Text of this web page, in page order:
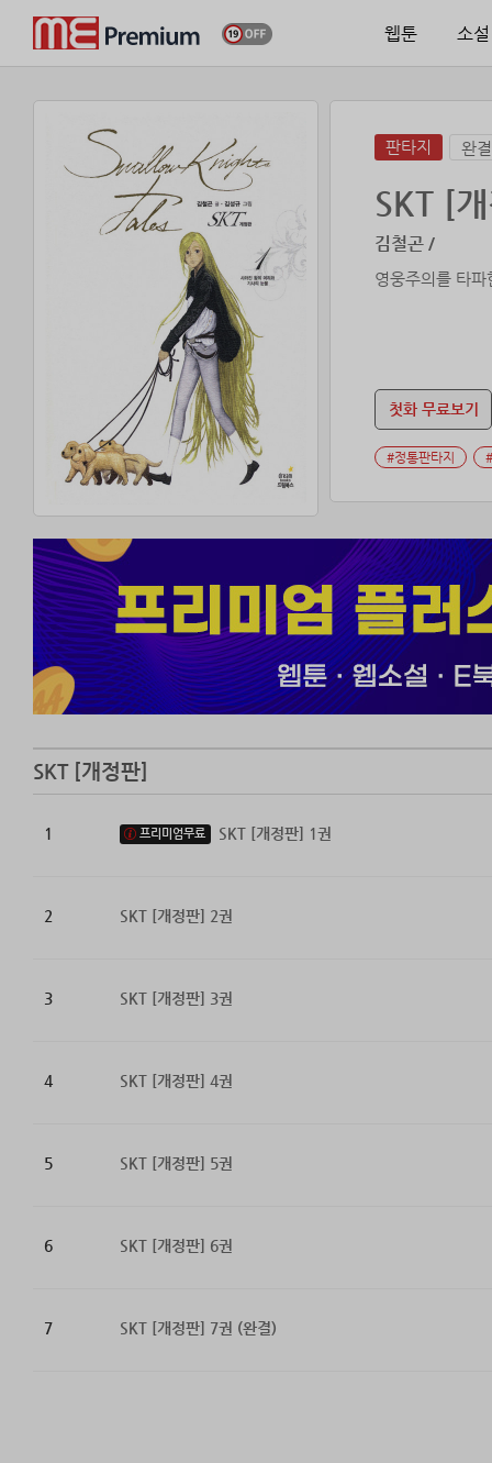
웹툰 소설
판타지 완결
SKT [
김철곤 /
첫화 무료보기
#정통판타지
SKT [개정판]
1 프리미엄무료 SKT [개정판] 1권
2 SKT [개정판] 2권
3 SKT [개정판] 3권
4 SKT [개정판] 4권
5 SKT [개정판] 5권
6 SKT [개정판] 6권
7 SKT [개정판] 7권 (완결)